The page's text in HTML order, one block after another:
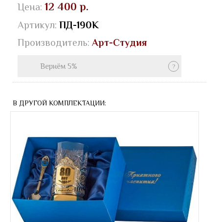
Цена: 12 400 р.
Артикул: ПД-190К
Производитель: Арт-Студия
Вернём 5%
В ДРУГОЙ КОМПЛЕКТАЦИИ: